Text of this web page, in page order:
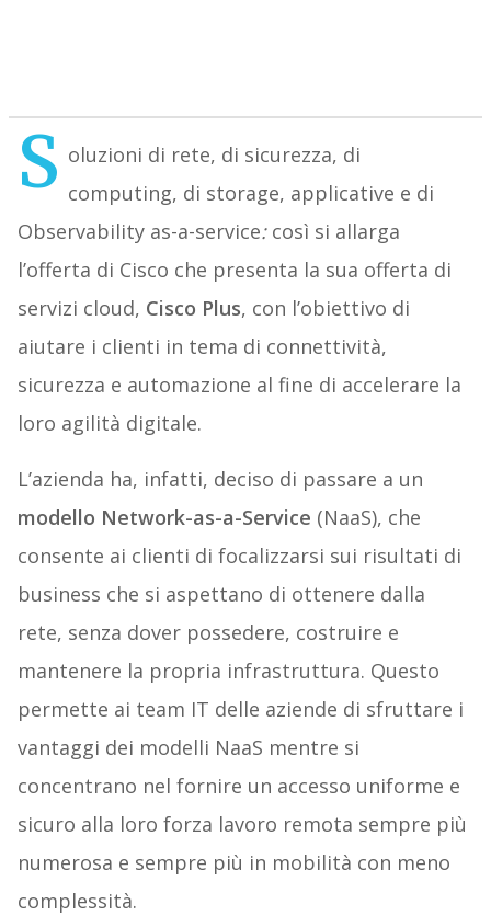
S oluzioni di rete, di sicurezza, di
computing, di storage, applicative e di
Observability as-a-service: così si allarga
l’offerta di Cisco che presenta la sua offerta di
servizi cloud, Cisco Plus, con l’obiettivo di
aiutare i clienti in tema di connettività,
sicurezza e automazione al fine di accelerare la
loro agilità digitale.
L’azienda ha, infatti, deciso di passare a un
modello Network-as-a-Service (NaaS), che
consente ai clienti di focalizzarsi sui risultati di
business che si aspettano di ottenere dalla
rete, senza dover possedere, costruire e
mantenere la propria infrastruttura. Questo
permette ai team IT delle aziende di sfruttare i
vantaggi dei modelli NaaS mentre si
concentrano nel fornire un accesso uniforme e
sicuro alla loro forza lavoro remota sempre più
numerosa e sempre più in mobilità con meno
complessità.